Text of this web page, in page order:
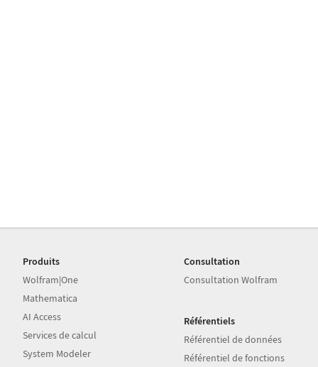
Produits
Wolfram|One
Mathematica
AI Access
Services de calcul
System Modeler
Consultation
Consultation Wolfram
Référentiels
Référentiel de données
Référentiel de fonctions